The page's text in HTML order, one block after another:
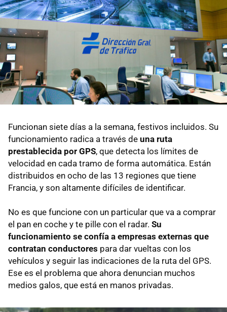
Funcionan siete días a la semana, festivos incluidos. Su
funcionamiento radica a través de una ruta
prestablecida por GPS, que detecta los límites de
velocidad en cada tramo de forma automática. Están
distribuidos en ocho de las 13 regiones que tiene
Francia, y son altamente difíciles de identificar.
No es que funcione con un particular que va a comprar
el pan en coche y te pille con el radar. Su
funcionamiento se confía a empresas externas que
contratan conductores para dar vueltas con los
vehículos y seguir las indicaciones de la ruta del GPS.
Ese es el problema que ahora denuncian muchos
medios galos, que está en manos privadas.